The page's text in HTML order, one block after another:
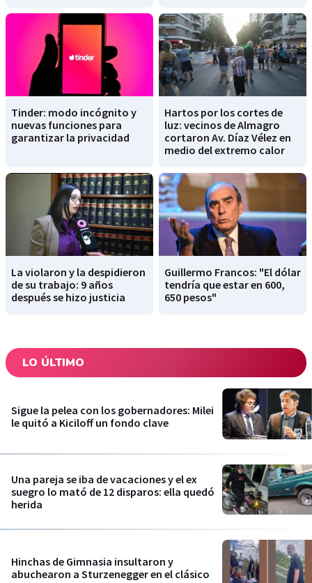
Tinder: modo incógnito y
nuevas funciones para
garantizar la privacidad
Hartos por los cortes de
luz: vecinos de Almagro
cortaron Av. Díaz Vélez en
medio del extremo calor
La violaron y la despidieron
de su trabajo: 9 años
después se hizo justicia
Guillermo Francos: "El dólar
tendría que estar en 600,
650 pesos"
LO ÚLTIMO
Sigue la pelea con los gobernadores: Milei
le quitó a Kiciloff un fondo clave
Una pareja se iba de vacaciones y el ex
suegro lo mató de 12 disparos: ella quedó
herida
Hinchas de Gimnasia insultaron y
abuchearon a Sturzenegger en el clásico